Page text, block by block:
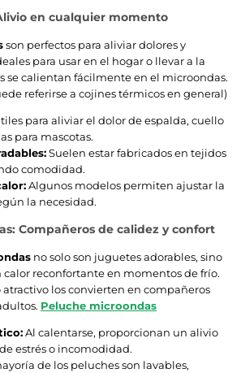
en cualquier momento
son perfectos para aliviar dolores y
para usar en el hogar o llevar a la
se calientan fácilmente en el microondas.
referirse a cojines térmicos en general)
para aliviar el dolor de espalda, cuello
para mascotas.
Suelen estar fabricados en tejidos
comodidad.
Algunos modelos permiten ajustar la
la necesidad.
Compañeros de calidez y confort
no solo son juguetes adorables, sino
reconfortante en momentos de frío.
atractivo los convierten en compañeros
Peluche microondas
Al calentarse, proporcionan un alivio
estrés o incomodidad.
de los peluches son lavables,